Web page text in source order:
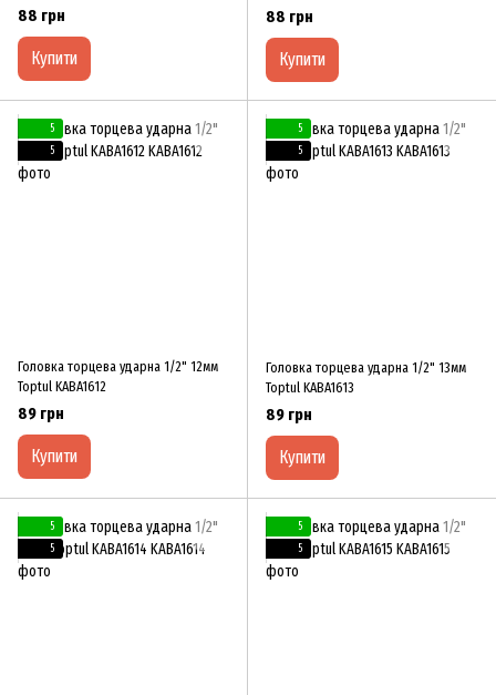
88 грн
Купити
88 грн
Купити
5
5
Головка торцева ударна 1/2" 12мм
Toptul KABA1612
89 грн
Купити
5
5
Головка торцева ударна 1/2" 13мм
Toptul KABA1613
89 грн
Купити
5
5
5
5